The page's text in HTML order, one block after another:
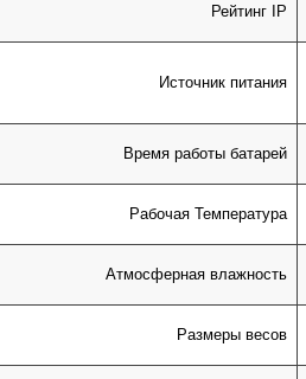
Рейтинг IP
Источник питания
Время работы батарей
Рабочая Температура
Атмосферная влажность
Размеры весов